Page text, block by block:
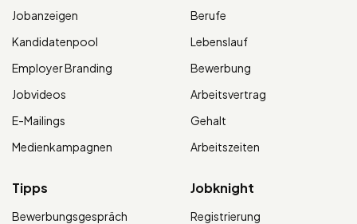
Jobanzeigen
Kandidatenpool
Employer Branding
Jobvideos
E-Mailings
Medienkampagnen
Berufe
Lebenslauf
Bewerbung
Arbeitsvertrag
Gehalt
Arbeitszeiten
Tipps
Bewerbungsgespräch
Jobknight
Registrierung